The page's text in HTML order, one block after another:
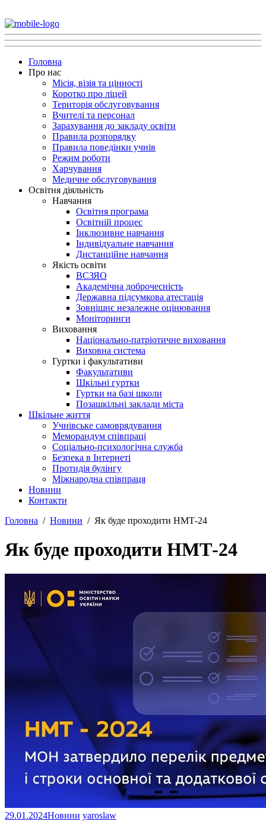
Головна
Про нас
Місія, візія та цінності
Коротко про ліцей
Територія обслуговування
Вчителі та персонал
Зарахування до закладу освіти
Правила розпорядку
Правила поведінки учнів
Режим роботи
Харчування
Медичне обслуговування
Освітня діяльність
Навчання
Освітня програма
Освітній процес
Інклюзивне навчання
Індивідуальне навчання
Дистанційне навчання
Якість освіти
ВСЗЯО
Академічна доброчесність
Державна підсумкова атестація
Зовнішнє незалежне оцінювання
Моніторинги
Виховання
Національно-патріотичне виховання
Виховна система
Гуртки і факультативи
Факультативи
Шкільні гуртки
Гуртки на базі школи
Позашкільні заклади міста
Шкільне життя
Учнівське самоврядування
Меморандум співпраці
Соціально-психологічна служба
Безпека в Інтернеті
Протидія булінгу
Міжнародна співпраця
Новини
Контакти
Головна
Новини Як буде проходити НМТ-24
Як буде проходити НМТ-24
29.01.2024Новини yaroslaw